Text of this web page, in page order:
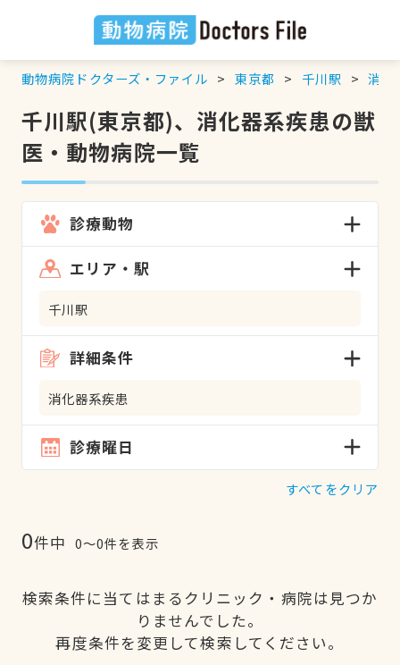
動物病院ドクターズ・ファイル 東京都 千川駅 消化
千川駅(東京都)、消化器系疾患の獣
医・動物病院一覧
診療動物
エリア・駅
千川駅
詳細条件
消化器系疾患
診療曜日
すべてをクリア
0件中 0〜0件を表示
検索条件に当てはまるクリニック・病院は見つか
りませんでした。
再度条件を変更して検索してください。